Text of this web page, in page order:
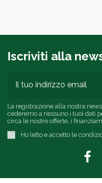
Iscriviti alla
La registrazione alla nostra
cederemo a nessuno i tuoi dati
circa le nostre offerte, i
Ho letto e accetto le